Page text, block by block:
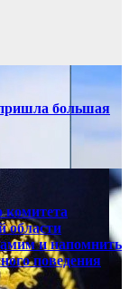
пришла большая
комитета
области
и напомнить
поведения